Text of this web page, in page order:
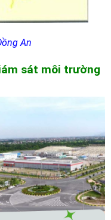
An
sát môi trường